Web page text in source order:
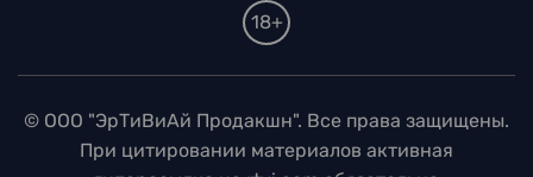
18+
© ООО "ЭрТиВиАй Продакшн". Все права защищены.
При цитировании материалов активная